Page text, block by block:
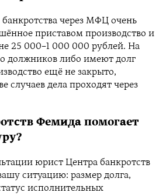
банкротства через МФЦ очень
приставом производство и
25 000–1 000 000 рублей. На
должников либо имеют долг
ещё не закрыто,
случаев дела проходят через
Фемида помогает
юрист Центра банкротств
ситуацию: размер долга,
исполнительных